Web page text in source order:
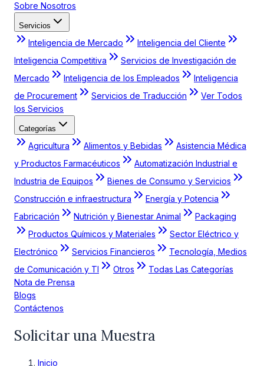
Sobre Nosotros
Servicios
Inteligencia de Mercado
Inteligencia del Cliente
Inteligencia Competitiva
Servicios de Investigación de
Mercado
Inteligencia de los Empleados
Inteligencia
de Procurement
Servicios de Traducción
Ver Todos
los Servicios
Categorías
Agricultura Alimentos y Bebidas
Asistencia Médica
y Productos Farmacéuticos
Automatización Industrial e
Industria de Equipos
Bienes de Consumo y Servicios
Construcción e infraestructura
Energía y Potencia
Fabricación
Nutrición y Bienestar Animal
Packaging
Productos Químicos y Materiales
Sector Eléctrico y
Electrónico
Servicios Financieros
Tecnología, Medios
de Comunicación y TI
Otros
Todas Las Categorías
Nota de Prensa
Blogs
Contáctenos
Solicitar una Muestra
Inicio